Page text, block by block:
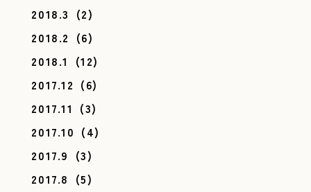
2018.3 (2)
2018.2 (6)
2018.1
(12)
2017.12 (6)
2017.11 (3)
2017.10 (4)
2017.9 (3)
2017.8 (5)